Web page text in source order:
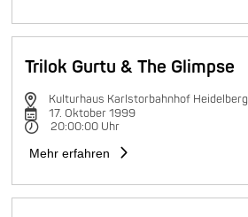
Trilok Gurtu & The Glimpse
Kulturhaus Karlstorbahnhof Heidelberg
17. Oktober 1999
20:00:00 Uhr
Mehr erfahren